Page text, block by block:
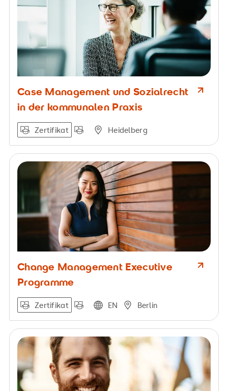
Case Management und Sozialrecht
in der kommunalen Praxis
Zertifikat Heidelberg
Change Management Executive
Programme
Zertifikat EN Berlin